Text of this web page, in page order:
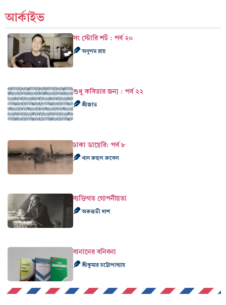
আর্কাইভ
সং স্টোরি শর্ট : পর্ব ২০
অনুপম রায়
শুধু কবিতার জন্য : পর্ব ২২
শ্রীজাত
ঢাকা ডায়েরি: পর্ব ৮
খান রুহুল রুবেল
ব্যক্তিগত গোপনীয়তা
অরুন্ধতী দাশ
বানানের বনিবনা
শ্রীকুমার চট্টোপাধ্যায়